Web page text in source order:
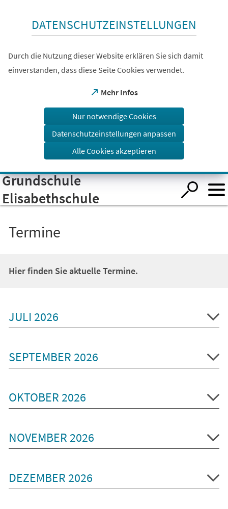
Visuelle
Assistenzsoftware
öffnen.
DATENSCHUTZEINSTELLUNGEN
Durch die Nutzung dieser Website erklären Sie sich damit
einverstanden, dass diese Seite Cookies verwendet.
Mehr Infos
(Öffnet
einem
Tab)
Nur notwendige Cookies
Datenschutzeinstellungen anpassen
Alle Cookies akzeptieren
Grundschule
Elisabethschule
Termine
Hier finden Sie aktuelle Termine.
JULI 2026
SEPTEMBER 2026
OKTOBER 2026
NOVEMBER 2026
DEZEMBER 2026